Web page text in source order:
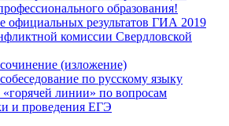
образования!
официальных результатов ГИА 2019
комиссии Свердловской
(изложение)
по русскому языку
линии» по вопросам
и проведения ЕГЭ